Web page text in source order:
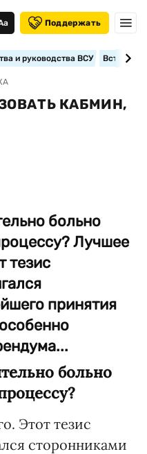
Поддержать
и руководства ВСУ
КАБМИН,
больно
Лучшее
тезис
принятия
больно
Этот тезис
сторонниками